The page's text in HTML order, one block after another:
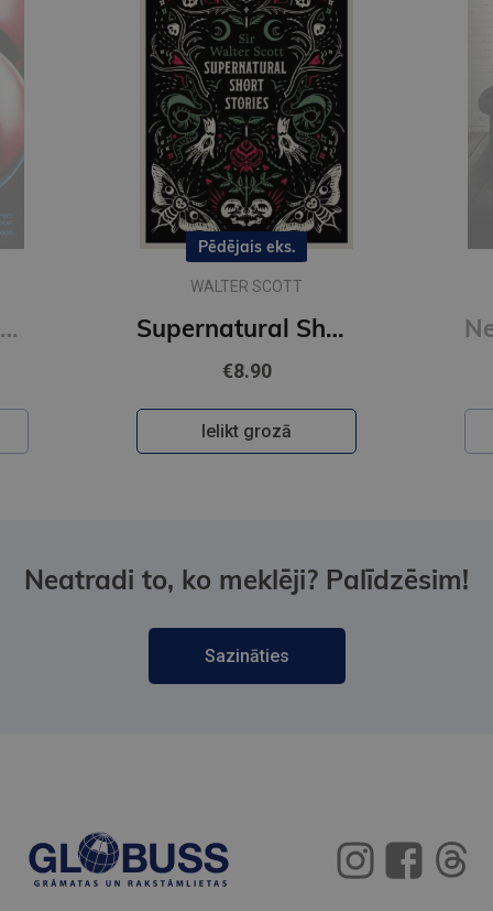
Brave New World (Vintage Classics) (xs)
Pēdējais eks.
WALTER SCOTT
Supernatural Short Stories : Tales of Murder and Letters on Demonology and Witchcraf (Alma Classics)
€8.90
Ielikt grozā
Neatradi to, ko meklēji? Palīdzēsim!
Sazināties